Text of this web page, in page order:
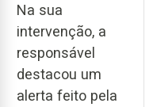
Na sua
intervenção, a
responsável
destacou um
alerta feito pela